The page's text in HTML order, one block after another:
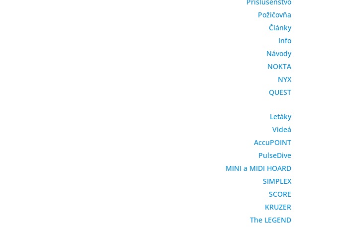
Požičovňa
Články
Info
Návody
NOKTA
NYX
QUEST
Letáky
Videá
AccuPOINT
PulseDive
MINI a MIDI HOARD
SIMPLEX
SCORE
KRUZER
The LEGEND